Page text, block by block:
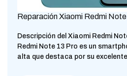
Reparación Xiaomi Redmi
Descripción del Xiaomi Redmi
Redmi Note 13 Pro es un
alta que destaca por su